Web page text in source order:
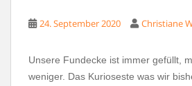
24. September 2020 Christiane
Unsere Fundecke ist immer gefüllt,
weniger. Das Kurioseste was wir